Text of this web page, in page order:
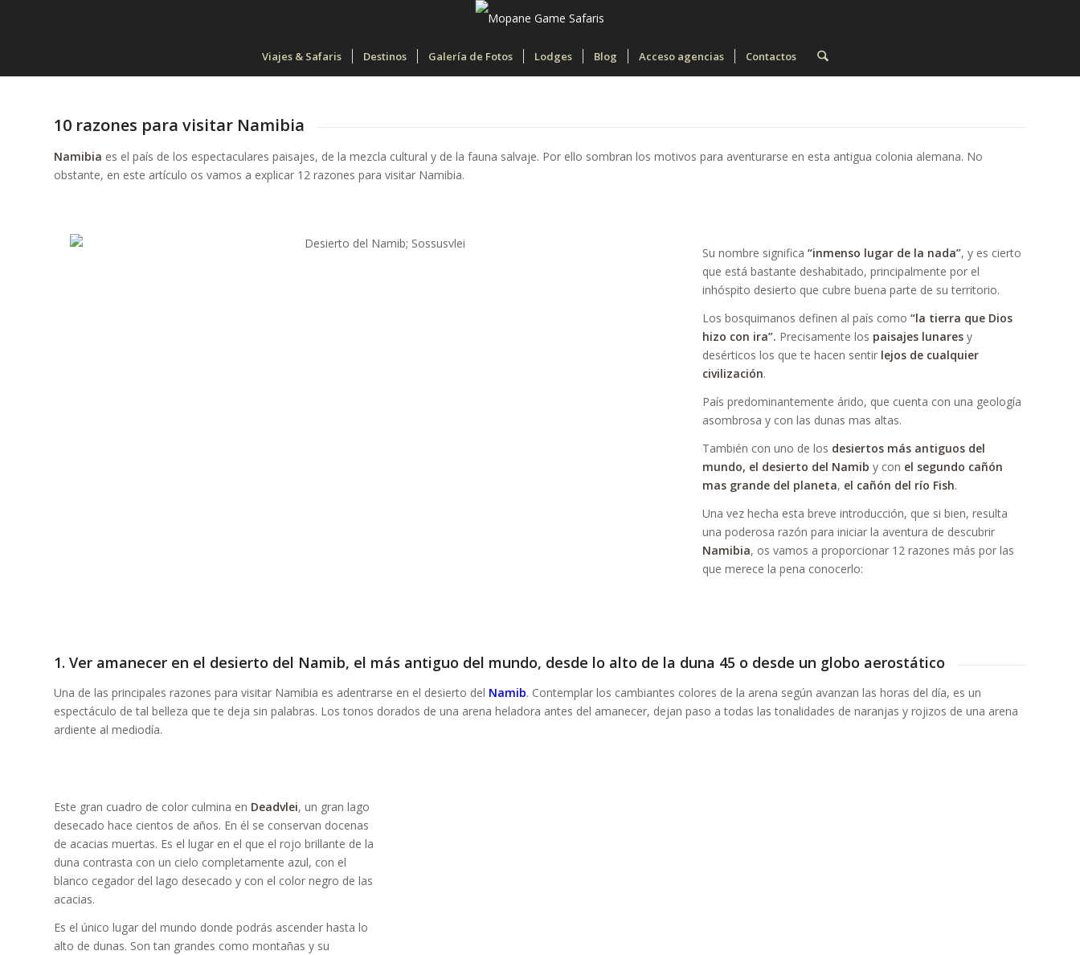
Viajes & Safaris Destinos Galería de Fotos Lodges Blog Acceso agencias Contactos
10 razones para visitar Namibia
Namibia es el país de los espectaculares paisajes, de la mezcla cultural y de la fauna salvaje. Por ello sombran los motivos para aventurarse en esta antigua colonia alemana. No
obstante, en este artículo os vamos a explicar 12 razones para visitar Namibia.
Su nombre significa “inmenso lugar de la nada”, y es cierto
que está bastante deshabitado, principalmente por el
inhóspito desierto que cubre buena parte de su territorio.
Los bosquimanos definen al país como “la tierra que Dios
hizo con ira”. Precisamente los paisajes lunares y
desérticos los que te hacen sentir lejos de cualquier
civilización.
País predominantemente árido, que cuenta con una geología
asombrosa y con las dunas mas altas.
También con uno de los desiertos más antiguos del
mundo, el desierto del Namib y con el segundo cañón
mas grande del planeta, el cañón del río Fish.
Una vez hecha esta breve introducción, que si bien, resulta
una poderosa razón para iniciar la aventura de descubrir
Namibia, os vamos a proporcionar 12 razones más por las
que merece la pena conocerlo:
1. Ver amanecer en el desierto del Namib, el más antiguo del mundo, desde lo alto de la duna 45 o desde un globo aerostático
Una de las principales razones para visitar Namibia es adentrarse en el desierto del Namib. Contemplar los cambiantes colores de la arena según avanzan las horas del día, es un
espectáculo de tal belleza que te deja sin palabras. Los tonos dorados de una arena heladora antes del amanecer, dejan paso a todas las tonalidades de naranjas y rojizos de una arena
ardiente al mediodía.
Este gran cuadro de color culmina en Deadvlei, un gran lago
desecado hace cientos de años. En él se conservan docenas
de acacias muertas. Es el lugar en el que el rojo brillante de la
duna contrasta con un cielo completamente azul, con el
blanco cegador del lago desecado y con el color negro de las
acacias.
Es el único lugar del mundo donde podrás ascender hasta lo
alto de dunas. Son tan grandes como montañas y su